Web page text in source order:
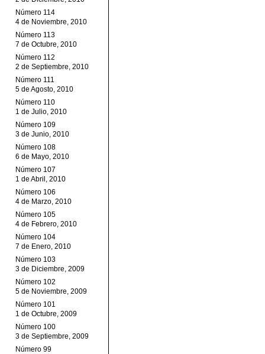
Número 114
4 de Noviembre, 2010
Número 113
7 de Octubre, 2010
Número 112
2 de Septiembre, 2010
Número 111
5 de Agosto, 2010
Número 110
1 de Julio, 2010
Número 109
3 de Junio, 2010
Número 108
6 de Mayo, 2010
Número 107
1 de Abril, 2010
Número 106
4 de Marzo, 2010
Número 105
4 de Febrero, 2010
Número 104
7 de Enero, 2010
Número 103
3 de Diciembre, 2009
Número 102
5 de Noviembre, 2009
Número 101
1 de Octubre, 2009
Número 100
3 de Septiembre, 2009
Número 99